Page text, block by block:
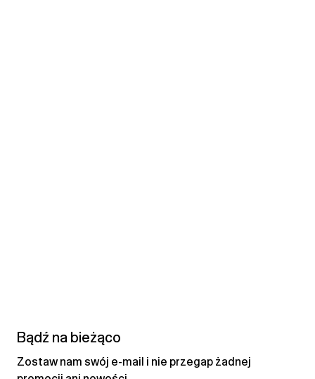
Bądź na bieżąco
Zostaw nam swój e-mail i nie przegap żadnej